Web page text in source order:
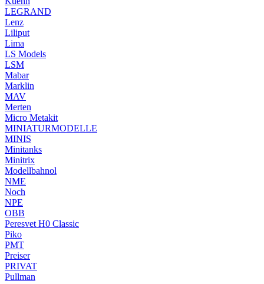
LEGRAND
Lenz
Liliput
Lima
LS Models
LSM
Mabar
Marklin
MAV
Merten
Micro Metakit
MINIATURMODELLE
MINIS
Minitanks
Minitrix
Modellbahnol
NME
Noch
NPE
OBB
Peresvet H0 Classic
Piko
PMT
Preiser
PRIVAT
Pullman